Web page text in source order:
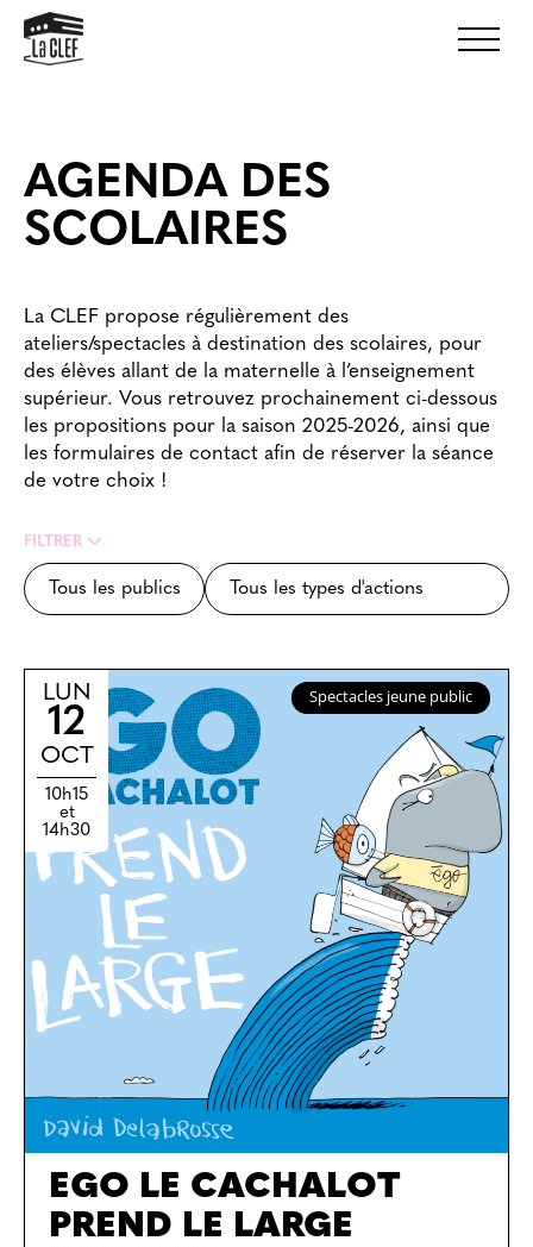
AGENDA DES
SCOLAIRES
La CLEF propose régulièrement des
ateliers/spectacles à destination des scolaires, pour
des élèves allant de la maternelle à l’enseignement
supérieur. Vous retrouvez prochainement ci-dessous
les propositions pour la saison 2025-2026, ainsi que
les formulaires de contact afin de réserver la séance
de votre choix !
FILTRER
LUN
12
OCT
10h15
et
14h30
Spectacles jeune public
EGO LE CACHALOT
PREND LE LARGE